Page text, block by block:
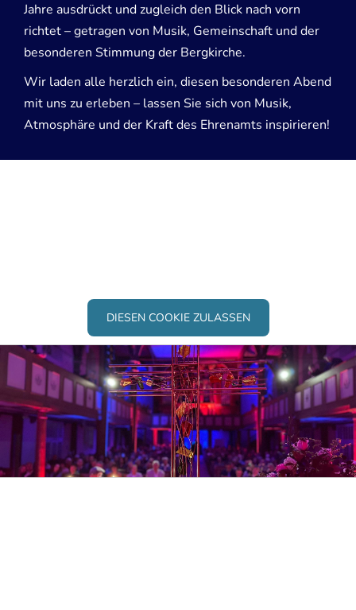
Jahre ausdrückt und zugleich den Blick nach vorn
richtet – getragen von Musik, Gemeinschaft und der
besonderen Stimmung der Bergkirche.
Wir laden alle herzlich ein, diesen besonderen Abend
mit uns zu erleben – lassen Sie sich von Musik,
Atmosphäre und der Kraft des Ehrenamts inspirieren!
DIESEN COOKIE ZULASSEN